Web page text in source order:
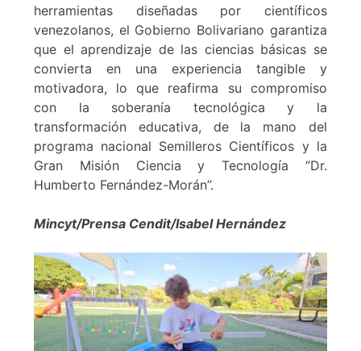
herramientas diseñadas por científicos
venezolanos, el Gobierno Bolivariano garantiza
que el aprendizaje de las ciencias básicas se
convierta en una experiencia tangible y
motivadora, lo que reafirma su compromiso
con la soberanía tecnológica y la
transformación educativa, de la mano del
programa nacional Semilleros Científicos y la
Gran Misión Ciencia y Tecnología “Dr.
Humberto Fernández-Morán”.
Mincyt/Prensa Cendit/Isabel Hernández